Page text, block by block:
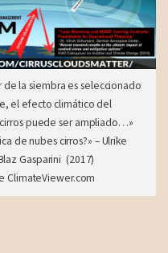
de la siembra es seleccionado
el efecto climático del
puede ser ampliado…»
de nubes cirros?» – Ulrike
Gasparini (2017)
ClimateViewer.com